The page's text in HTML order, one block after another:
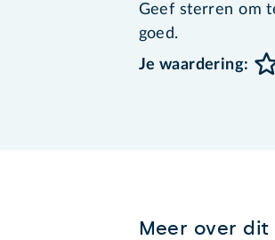
Geef sterren om
goed.
Je waardering:
Meer over